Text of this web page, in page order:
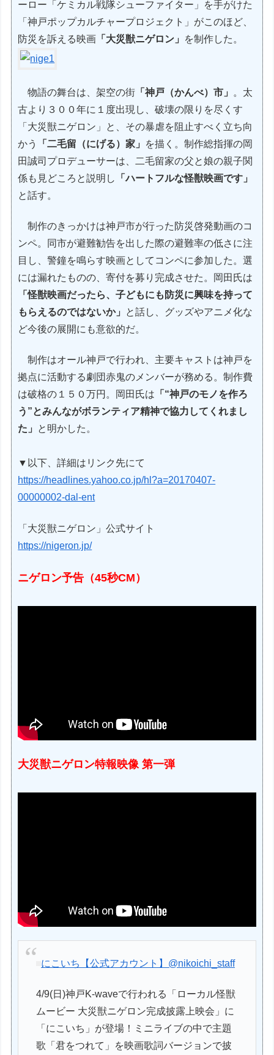
ーロー「ケミカル戦隊シューファイター」を手がけた
「神戸ポップカルチャープロジェクト」がこのほど、
防災を訴える映画 「大災獣ニゲロン」 を制作した。
物語の舞台は、架空の街 「神戸（かんべ）市」
。太
古より３００年に１度出現し、破壊の限りを尽くす
「大災獣ニゲロン」と、その暴虐を阻止すべく立ち向
かう
「二毛留（にげる）家」
を描く。制作総指揮の岡
田誠司プロデューサーは、二毛留家の父と娘の親子関
係も見どころと説明し
「ハートフルな怪獣映画です」
と話す。
制作のきっかけは神戸市が行った防災啓発動画のコ
ンペ。同市が避難勧告を出した際の避難率の低さに注
目し、警鐘を鳴らす映画としてコンペに参加した。選
には漏れたものの、寄付を募り完成させた。岡田氏は
「怪獣映画だったら、子どもにも防災に興味を持って
もらえるのではないか」
と話し、グッズやアニメ化な
ど今後の展開にも意欲的だ。
制作はオール神戸で行われ、主要キャストは神戸を
拠点に活動する劇団赤鬼のメンバーが務める。制作費
は破格の１５０万円。岡田氏は 「“神戸のモノを作ろ
う”とみんながボランティア精神で協力してくれまし
た」
と明かした。
▼以下、詳細はリンク先にて
https://headlines.yahoo.co.jp/hl?a=20170407-
00000002-dal-ent
「大災獣ニゲロン」公式サイト
https://nigeron.jp/
ニゲロン予告（45秒CM）
大災獣ニゲロン特報映像 第一弾
にこいち【公式アカウント】 @nikoichi_staff
4/9(日)神戸K-waveで行われる「ローカル怪獣
ムービー 大災獣ニゲロン完成披露上映会」に
「にこいち」が登場！ミニライブの中で主題
歌「君をつれて」を映画歌詞バージョンで披